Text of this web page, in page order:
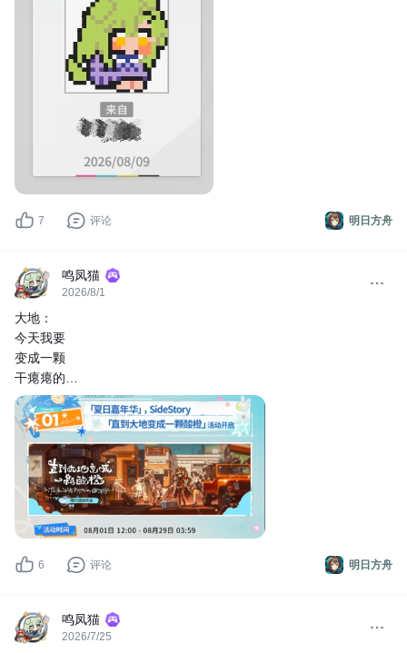
明日方舟
7 评论
鸣凤猫
2026/8/1
大地：
今天我要
变成一颗
干瘪瘪的
酸橙球
明日方舟
6 评论
鸣凤猫
2026/7/25